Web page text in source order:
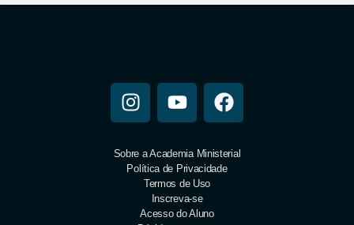
Sobre a Academia Ministerial
Política de Privacidade
Termos de Uso
Inscreva-se
Acesso do Aluno